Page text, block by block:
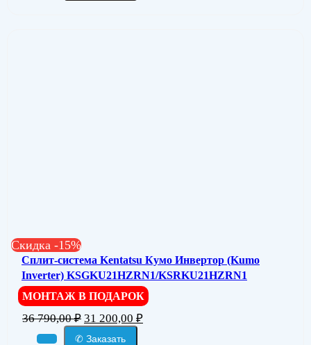
Скидка -15%
Сплит-система Kentatsu Кумо Инвертор (Kumo
Inverter) KSGKU21HZRN1/KSRKU21HZRN1
МОНТАЖ В ПОДАРОК
36 790,00₽ 31 200,00 ₽
✆ Заказать